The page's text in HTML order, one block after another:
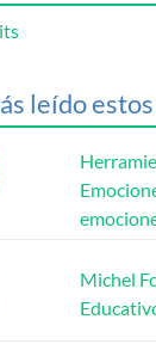
leído
Michel